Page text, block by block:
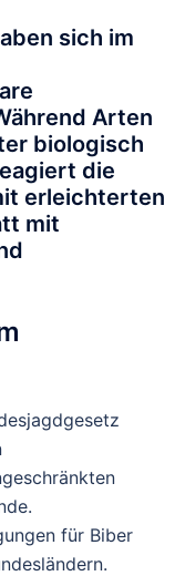
sich im
Arten
biologisch
die
erleichterten
mit
für Biber